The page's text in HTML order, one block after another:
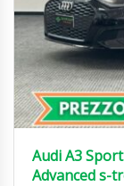
Audi A3
Advanced s-